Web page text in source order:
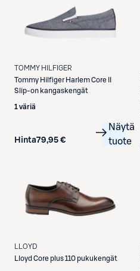
TOMMY HILFIGER
Tommy Hilfiger Harlem Core II
Slip-on kangaskengät
1 väriä
Hinta79,95 €
Näytä
tuote
LLOYD
Lloyd Core plus 110 pukukengät